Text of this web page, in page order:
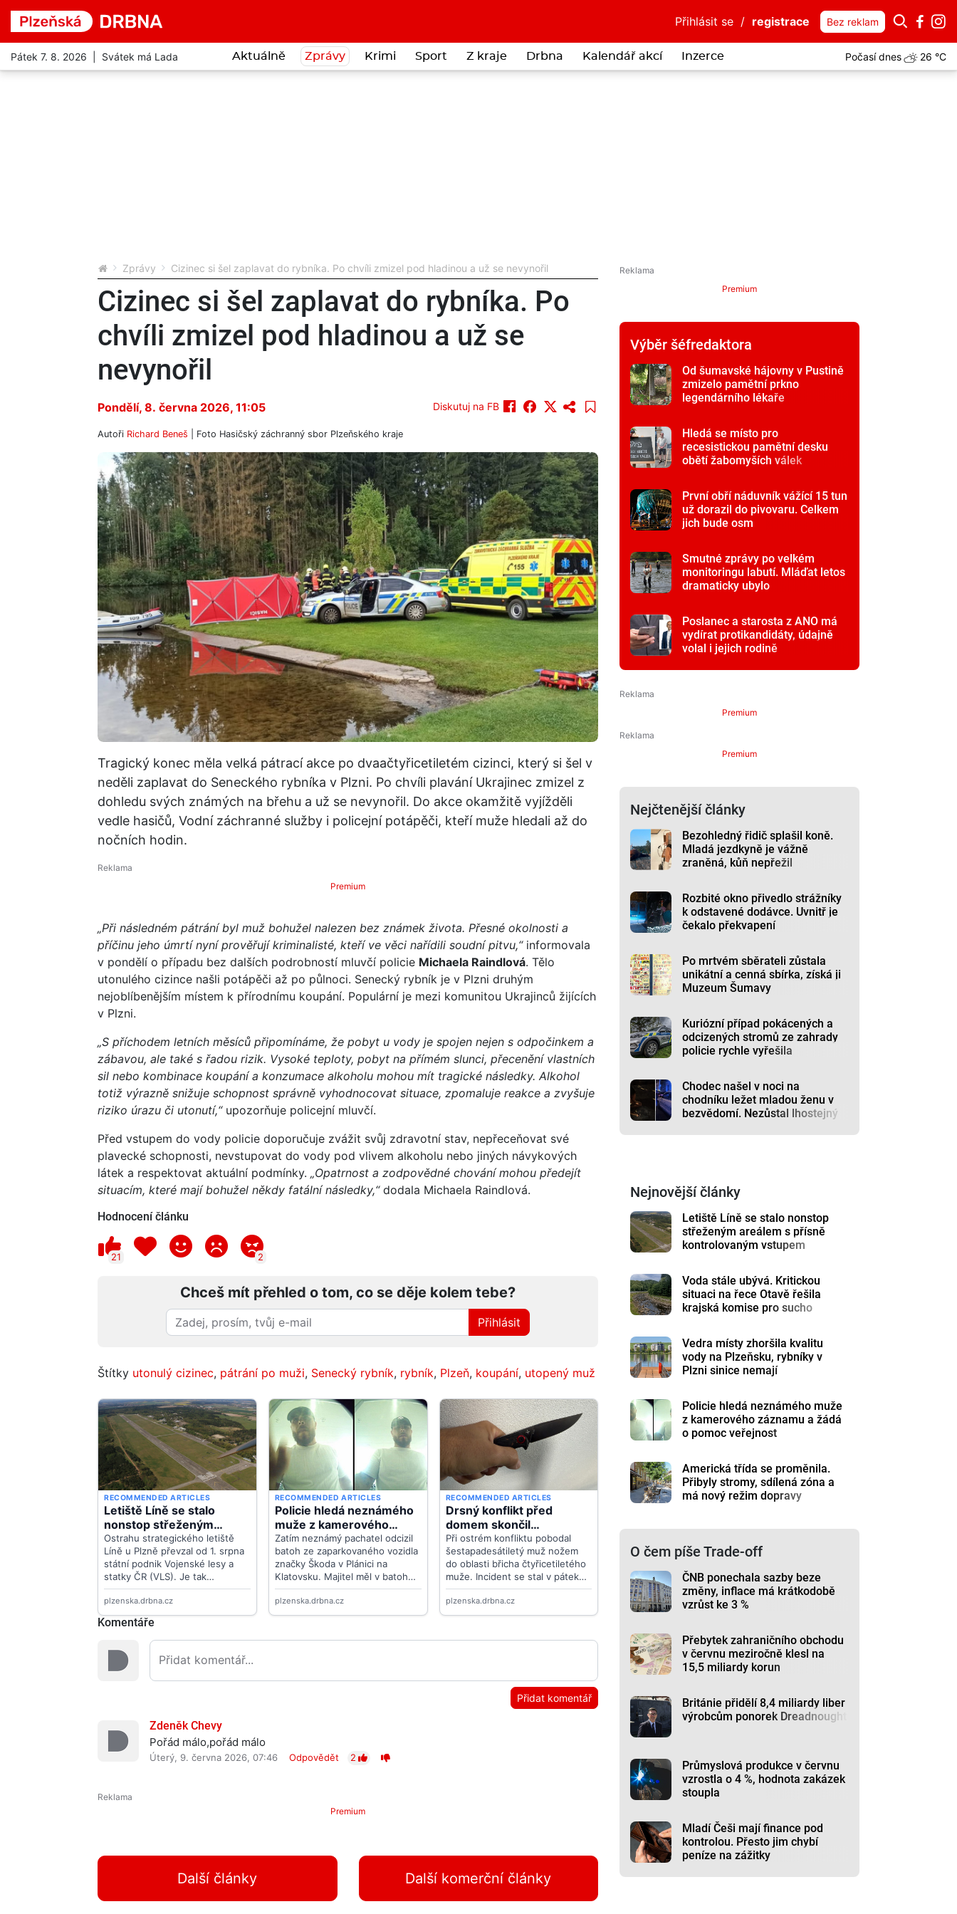
Přihlásit se / registrace Bez reklam
Pátek 7. 8. 2026 | Svátek má Lada Aktuálně Zprávy Krimi Sport Z kraje Drbna Kalendář akcí Inzerce Počasí dnes 26 °C
Zprávy Cizinec si šel zaplavat do rybníka. Po chvíli zmizel pod hladinou a už se nevynořil
Cizinec si šel zaplavat do rybníka. Po
chvíli zmizel pod hladinou a už se
nevynořil
Pondělí, 8. června 2026, 11:05 Diskutuj na FB
Autoři Richard Beneš | Foto Hasičský záchranný sbor Plzeňského kraje
Tragický konec měla velká pátrací akce po dvaačtyřicetiletém cizinci, který si šel v
neděli zaplavat do Seneckého rybníka v Plzni. Po chvíli plavání Ukrajinec zmizel z
dohledu svých známých na břehu a už se nevynořil. Do akce okamžitě vyjížděli
vedle hasičů, Vodní záchranné služby i policejní potápěči, kteří muže hledali až do
nočních hodin.
Premium
„Při následném pátrání byl muž bohužel nalezen bez známek života. Přesné okolnosti a
příčinu jeho úmrtí nyní prověřují kriminalisté, kteří ve věci nařídili soudní pitvu,“informovala
v pondělí o případu bez dalších podrobností mluvčí policie Michaela Raindlová. Tělo
utonulého cizince našli potápěči až po půlnoci. Senecký rybník je v Plzni druhým
nejoblíbenějším místem k přírodnímu koupání. Populární je mezi komunitou Ukrajinců žijících
v Plzni.
„S příchodem letních měsíců připomínáme, že pobyt u vody je spojen nejen s odpočinkem a
zábavou, ale také s řadou rizik. Vysoké teploty, pobyt na přímém slunci, přecenění vlastních
sil nebo kombinace koupání a konzumace alkoholu mohou mít tragické následky. Alkohol
totiž výrazně snižuje schopnost správně vyhodnocovat situace, zpomaluje reakce a zvyšuje
riziko úrazu či utonutí,“upozorňuje policejní mluvčí.
Před vstupem do vody policie doporučuje zvážit svůj zdravotní stav, nepřeceňovat své
plavecké schopnosti, nevstupovat do vody pod vlivem alkoholu nebo jiných návykových
látek a respektovat aktuální podmínky. „Opatrnost a zodpovědné chování mohou předejít
situacím, které mají bohužel někdy fatální následky,“ dodala Michaela Raindlová.
Hodnocení článku
21 2
Chceš mít přehled o tom, co se děje kolem tebe?
Přihlásit
Štítky utonulý cizinec, pátrání po muži, Senecký rybník, rybník, Plzeň, koupání, utopený muž
Komentáře
Přidat komentář
Zdeněk Chevy
Pořád málo,pořád málo
Úterý, 9. června 2026, 07:46 Odpovědět 2
Premium
Další články Další komerční články
Premium
Výběr šéfredaktora
Od šumavské hájovny v Pustině
zmizelo pamětní prkno
legendárního lékaře
Hledá se místo pro
recesistickou pamětní desku
obětí žabomyších válek
První obří náduvník vážící 15 tun
už dorazil do pivovaru. Celkem
jich bude osm
Smutné zprávy po velkém
monitoringu labutí. Mláďat letos
dramaticky ubylo
Poslanec a starosta z ANO má
vydírat protikandidáty, údajně
volal i jejich rodině
Premium
Premium
Nejčtenější články
Bezohledný řidič splašil koně.
Mladá jezdkyně je vážně
zraněná, kůň nepřežil
Rozbité okno přivedlo strážníky
k odstavené dodávce. Uvnitř je
čekalo překvapení
Po mrtvém sběrateli zůstala
unikátní a cenná sbírka, získá ji
Muzeum Šumavy
Kuriózní případ pokácených a
odcizených stromů ze zahrady
policie rychle vyřešila
Chodec našel v noci na
chodníku ležet mladou ženu v
bezvědomí. Nezůstal lhostejný
Nejnovější články
Letiště Líně se stalo nonstop
střeženým areálem s přísně
kontrolovaným vstupem
Voda stále ubývá. Kritickou
situaci na řece Otavě řešila
krajská komise pro sucho
Vedra místy zhoršila kvalitu
vody na Plzeňsku, rybníky v
Plzni sinice nemají
Policie hledá neznámého muže
z kamerového záznamu a žádá
o pomoc veřejnost
Americká třída se proměnila.
Přibyly stromy, sdílená zóna a
má nový režim dopravy
O čem píše Trade-off
ČNB ponechala sazby beze
změny, inflace má krátkodobě
vzrůst ke 3 %
Přebytek zahraničního obchodu
v červnu meziročně klesl na
15,5 miliardy korun
Británie přidělí 8,4 miliardy liber
výrobcům ponorek Dreadnought
Průmyslová produkce v červnu
vzrostla o 4 %, hodnota zakázek
stoupla
Mladí Češi mají finance pod
kontrolou. Přesto jim chybí
peníze na zážitky